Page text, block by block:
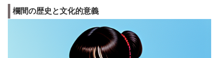
欄間の歴史と文化的意義